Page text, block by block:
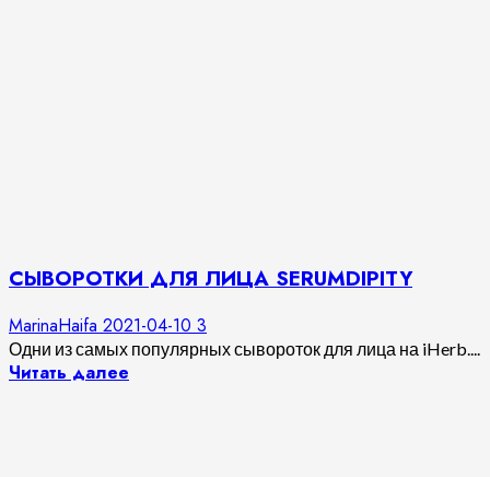
СЫВОРОТКИ ДЛЯ ЛИЦА SERUMDIPITY
MarinaHaifa 2021-04-10 3
Одни из самых популярных сывороток для лица на iHerb....
Читать далее